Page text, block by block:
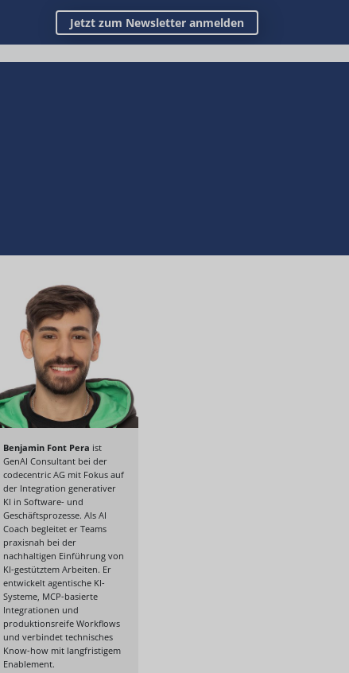
Jetzt zum Newsletter anmelden
Benjamin Font Pera ist
GenAI Consultant bei der
codecentric AG mit Fokus auf
der Integration generativer
KI in Software- und
Geschäftsprozesse. Als AI
Coach begleitet er Teams
praxisnah bei der
nachhaltigen Einführung von
KI-gestütztem Arbeiten. Er
entwickelt agentische KI-
Systeme, MCP-basierte
Integrationen und
produktionsreife Workflows
und verbindet technisches
Know-how mit langfristigem
Enablement.